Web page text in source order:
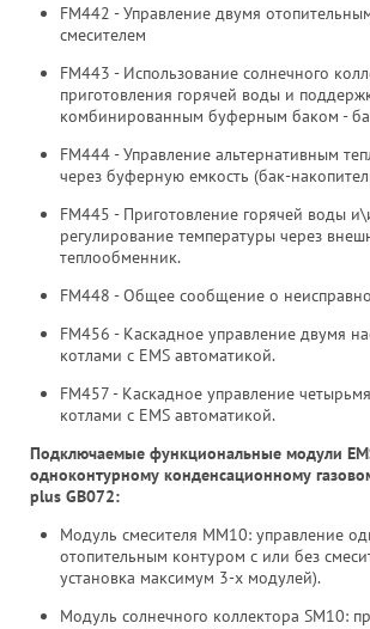
FM442 - Управление двумя
смесителем
FM443 - Использование солнечного
приготовления горячей воды и
комбинированным буферным баком -
FM444 - Управление альтернативным
через буферную емкость (бак-
FM445 - Приготовление горячей воды
регулирование температуры через
теплообменник.
FM448 - Общее сообщение о
FM456 - Каскадное управление двумя
котлами с EMS автоматикой.
FM457 - Каскадное управление
котлами с EMS автоматикой.
Подключаемые функциональные модули
одноконтурному конденсационному
plus GB072:
Модуль смесителя MM10: управление
отопительным контуром с или без
установка максимум 3-х модулей).
Модуль солнечного коллектора SM10: